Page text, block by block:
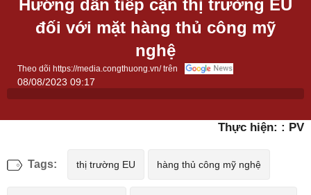
Hướng dẫn tiếp cận thị trường EU
đối với mặt hàng thủ công mỹ
nghệ
Theo dõi https://media.congthuong.vn/ trên
08/08/2023 09:17
Thực hiện: : PV
Tags: thị trường EU hàng thủ công mỹ nghệ